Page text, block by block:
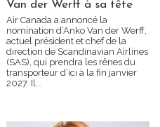
Van der Werff à sa tête
Air Canada a annoncé la
nomination d’Anko Van der Werff,
actuel président et chef de la
direction de Scandinavian Airlines
(SAS), qui prendra les rênes du
transporteur d’ici à la fin janvier
2027. Il...